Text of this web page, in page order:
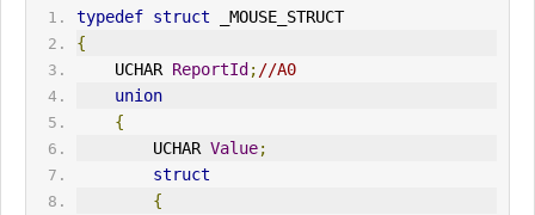
typedef struct _MOUSE_STRUCT
{
    UCHAR
ReportId ; //A0
union
{
        UCHAR
Value;
struct
{